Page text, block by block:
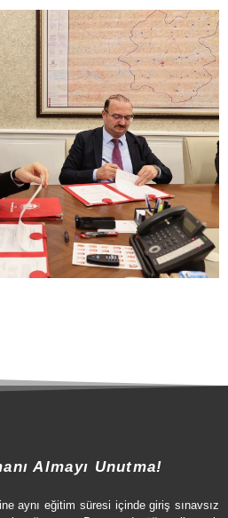
Almayı Unutma!
aynı eğitim süresi içinde giriş sınavsız